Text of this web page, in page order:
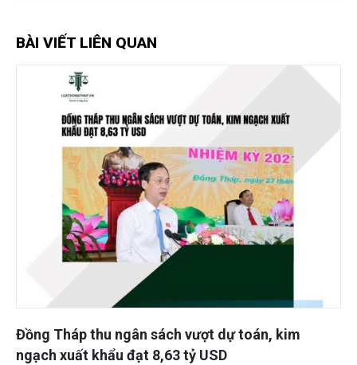
BÀI VIẾT LIÊN QUAN
Cầu Sa Đéc thông xe, tháo gỡ nút thắt giao thông
thủy huyết mạch ở Đồng Tháp